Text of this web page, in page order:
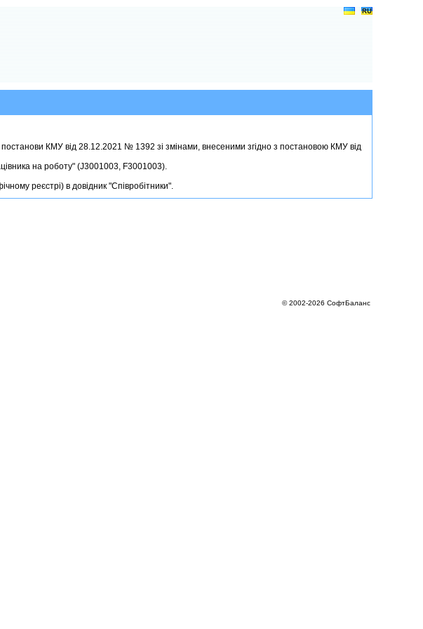
КМУ від 28.12.2021 № 1392 зі змінами, внесеними згідно з постановою КМУ від
на роботу" (J3001003, F3001003).
реєстрі) в довідник "Співробітники".
© 2002-2026 СофтБаланс